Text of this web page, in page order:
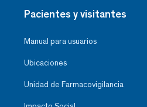
Pacientes y visitantes
Manual para usuarios
Ubicaciones
Unidad de Farmacovigilancia